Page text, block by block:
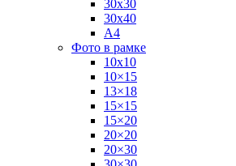
30х30
30х40
А4
Фото в рамке
10х10
10×15
13×18
15×15
15×20
20×20
20×30